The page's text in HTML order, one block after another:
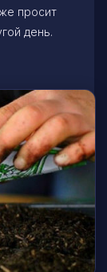
просит
день.